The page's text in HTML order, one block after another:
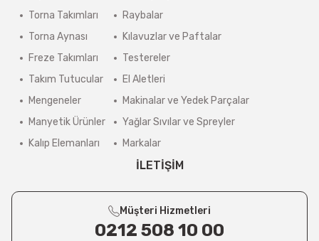
Torna Takımları
Torna Aynası
Freze Takımları
Takım Tutucular
Mengeneler
Manyetik Ürünler
Kalıp Elemanları
Raybalar
Kılavuzlar ve Paftalar
Testereler
El Aletleri
Makinalar ve Yedek Parçalar
Yağlar Sıvılar ve Spreyler
Markalar
İLETİŞİM
Müşteri Hizmetleri
0212 508 10 00